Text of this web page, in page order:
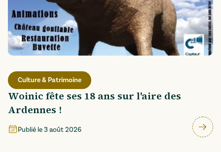
Culture & Patrimoine
Woinic fête ses 18 ans sur l'aire des
Ardennes !
Publié le3 août 2026